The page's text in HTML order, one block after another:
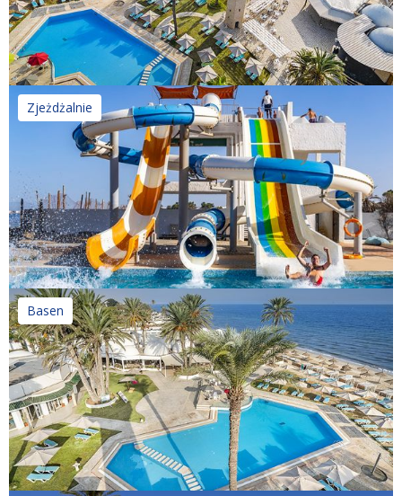
Zjeżdżalnie
Basen